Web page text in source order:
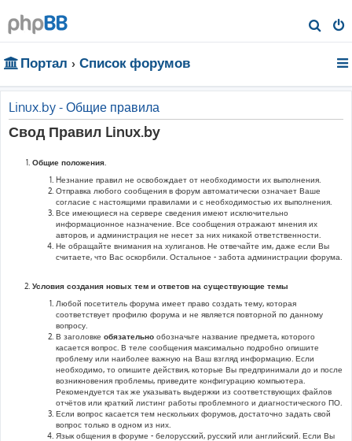
о
Портал Список форумов
Linux.by - Общие правила
Свод Правил Linux.by
Общие положения.
Hезнание правил не освобождает от необходимости их выполнения.
Отправка любого сообщения в форум автоматически означает Ваше
согласие с настоящими правилами и с необходимостью их выполнения.
Все имеющиеся на сервере сведения имеют исключительно
информационное назначение. Все сообщения отражают мнения их
авторов, и администрация не несет за них никакой ответственности.
Не обращайте внимания на хулиганов. Не отвечайте им, даже если Вы
считаете, что Вас оскорбили. Остальное - забота администрации форума.
Условия создания новых тем и ответов на существующие темы
Любой посетитель форума имеет право создать тему, которая
соответствует профилю форума и не является повторной по данному
вопросу.
В заголовке обязательно обозначьте название предмета, которого
касается вопрос. В теле сообщения максимально подробно опишите
проблему или наиболее важную на Ваш взгляд информацию. Если
необходимо, то опишите действия, которые Вы предпринимали до и после
возникновения проблемы, приведите конфигурацию компьютера.
Рекомендуется так же указывать выдержки из соответствующих файлов
отчётов или краткий листинг работы проблемного и диагностического ПО.
Если вопрос касается тем нескольких форумов, достаточно задать свой
вопрос только в одном из них.
Язык общения в форуме - белорусский, русский или английский. Если Вы